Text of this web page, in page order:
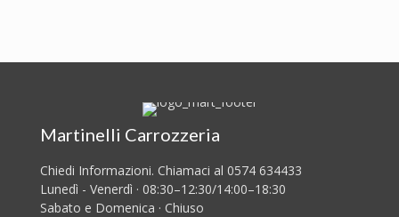
Martinelli Carrozzeria
Chiedi Informazioni. Chiamaci al 0574 634433
Lunedì - Venerdì · 08:30–12:30/14:00–18:30
Sabato e Domenica · Chiuso